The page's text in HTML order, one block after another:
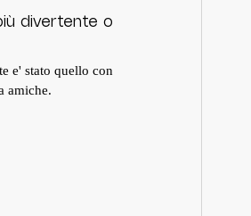
divertente o
e' stato quello con
amiche.